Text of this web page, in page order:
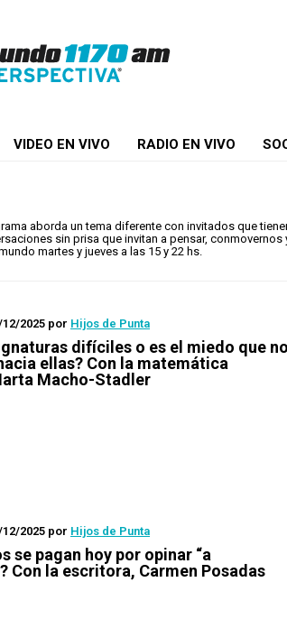
VIDEO EN VIVO RADIO EN VIVO
aborda un tema diferente con invitados que
sin prisa que invitan a pensar, conmovernos
martes y jueves a las 15 y 22 hs.
2025 por Hijos de Punta
difíciles o es el miedo que
ellas? Con la matemática
Macho-Stadler
2025 por Hijos de Punta
se pagan hoy por opinar “a
Con la escritora, Carmen Posadas